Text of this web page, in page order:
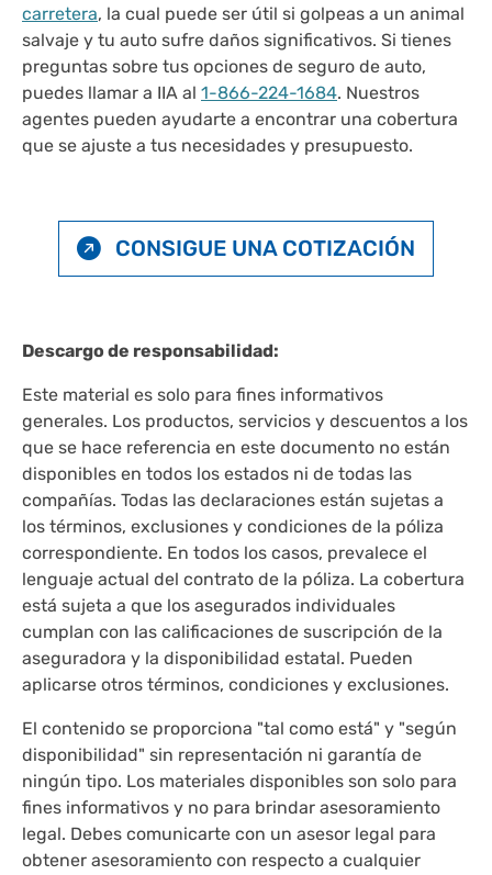
carretera, la cual puede ser útil si golpeas a un animal
salvaje y tu auto sufre daños significativos. Si tienes
preguntas sobre tus opciones de seguro de auto,
puedes llamar a IIA al 1-866-224-1684. Nuestros
agentes pueden ayudarte a encontrar una cobertura
que se ajuste a tus necesidades y presupuesto.
CONSIGUE UNA COTIZACIÓN
Descargo de responsabilidad:
Este material es solo para fines informativos
generales. Los productos, servicios y descuentos a los
que se hace referencia en este documento no están
disponibles en todos los estados ni de todas las
compañías. Todas las declaraciones están sujetas a
los términos, exclusiones y condiciones de la póliza
correspondiente. En todos los casos, prevalece el
lenguaje actual del contrato de la póliza. La cobertura
está sujeta a que los asegurados individuales
cumplan con las calificaciones de suscripción de la
aseguradora y la disponibilidad estatal. Pueden
aplicarse otros términos, condiciones y exclusiones.
El contenido se proporciona "tal como está" y "según
disponibilidad" sin representación ni garantía de
ningún tipo. Los materiales disponibles son solo para
fines informativos y no para brindar asesoramiento
legal. Debes comunicarte con un asesor legal para
obtener asesoramiento con respecto a cualquier